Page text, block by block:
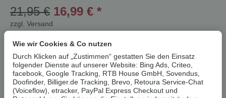
21,95 € 16,99 € *
zzgl. Versand
* Der Streichpreis bezieht sich auf den aktuellen durchschnittlichen
Neupreis bei Google Shopping Deutschland oder Idealo Deutschland.
Stk
Wie wir Cookies & Co nutzen
Durch Klicken auf „Zustimmen“ gestatten Sie den Einsatz
folgender Dienste auf unserer Website: Bing Ads, Criteo,
facebook, Google Tracking, RTB House GmbH, Sovendus,
Doofinder, Billiger.de Tracking, Brevo, Retoura Service-Chat
(Voiceflow), etracker, PayPal Express Checkout und